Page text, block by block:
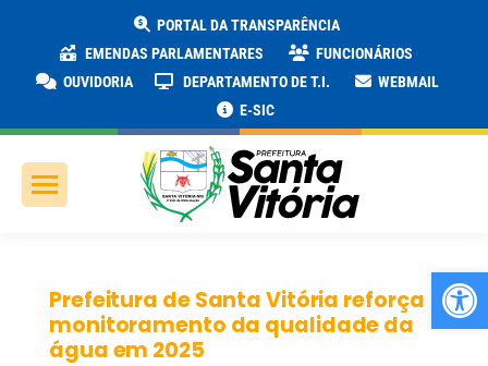
PORTAL DA TRANSPARÊNCIA
EMENDAS PARLAMENTARES
FUNCIONÁRIOS
OUVIDORIA
DEPARTAMENTO DE T.I.
WEBMAIL
E-SIC
Prefeitura de Santa Vitória reforça
monitoramento da qualidade da
água em 2025